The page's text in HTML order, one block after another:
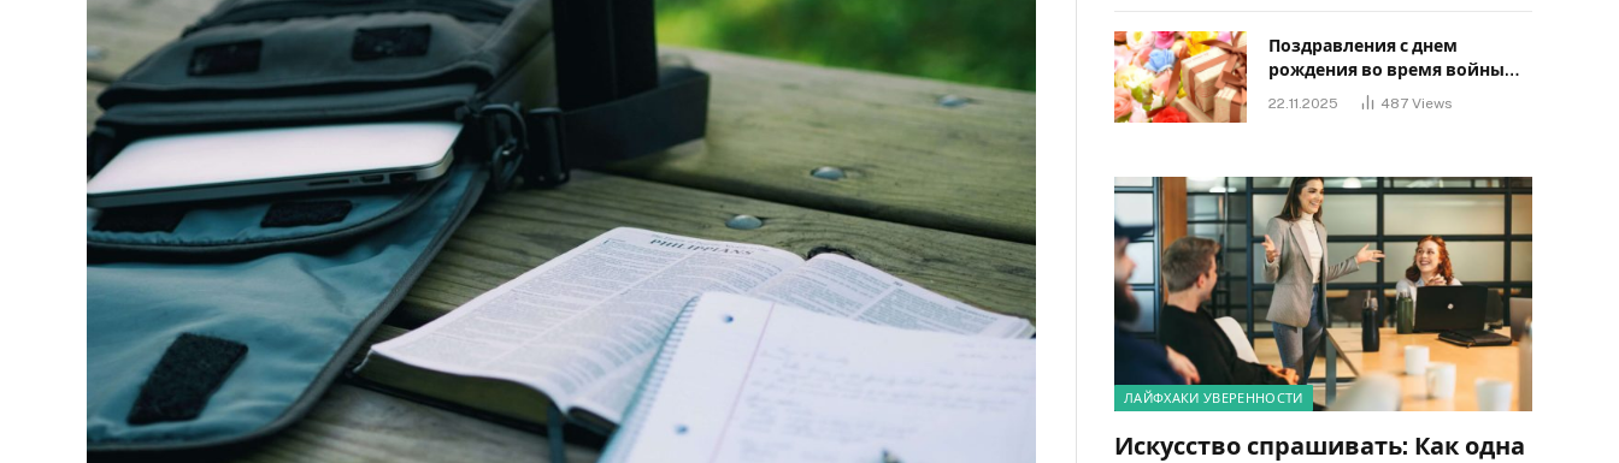
Поздравления с днем ​​
рождения во время войны
своими словами: Слова,
22.11.2025 487 Views
ЛАЙФХАКИ УВЕРЕННОСТИ
Искусство спрашивать: Как одна